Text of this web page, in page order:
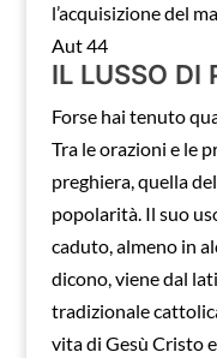
l’acquisizione del
Aut 44
IL LUSSO DI
Forse hai tenuto
Tra le orazioni e le
preghiera, quella
popolarità. Il suo
caduto, almeno in
dicono, viene dal
tradizionale
vita di Gesù Cristo